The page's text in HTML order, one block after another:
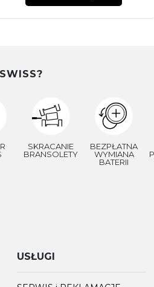
SKRACANIE
BRANSOLETY
BEZPŁATNA
WYMIANA
BATERII
USŁUGI